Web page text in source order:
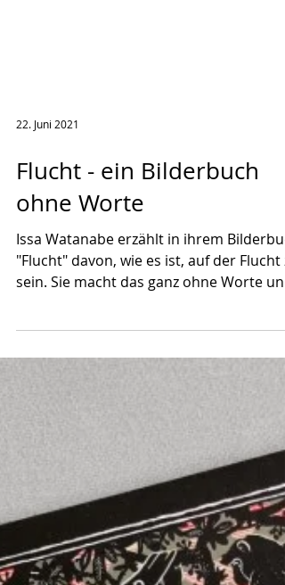
22. Juni 2021
Flucht - ein Bilderbuch
ohne Worte
Issa Watanabe erzählt in ihrem
"Flucht" davon, wie es ist, auf der Flucht
sein. Sie macht das ganz ohne Worte und
erzählt...